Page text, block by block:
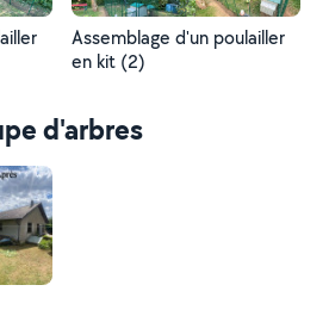
Assemblage d'un poulailler
en kit (2)
d'arbres